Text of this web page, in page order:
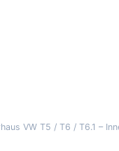
VW T5 / T6 / T6.1 –